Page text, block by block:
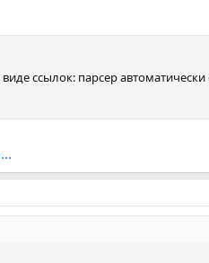
ссылок: парсер